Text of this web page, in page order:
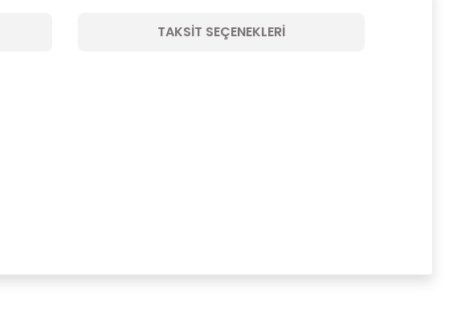
TAKSIT SEÇENEKLERI